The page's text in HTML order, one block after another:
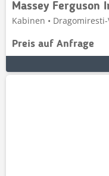
Kabinen •
Preis auf Anfrage